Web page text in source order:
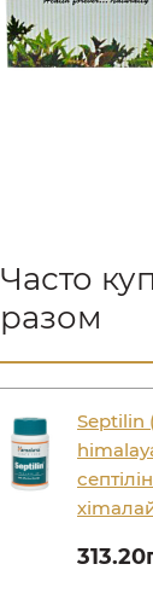
Часто
разом
Septilin